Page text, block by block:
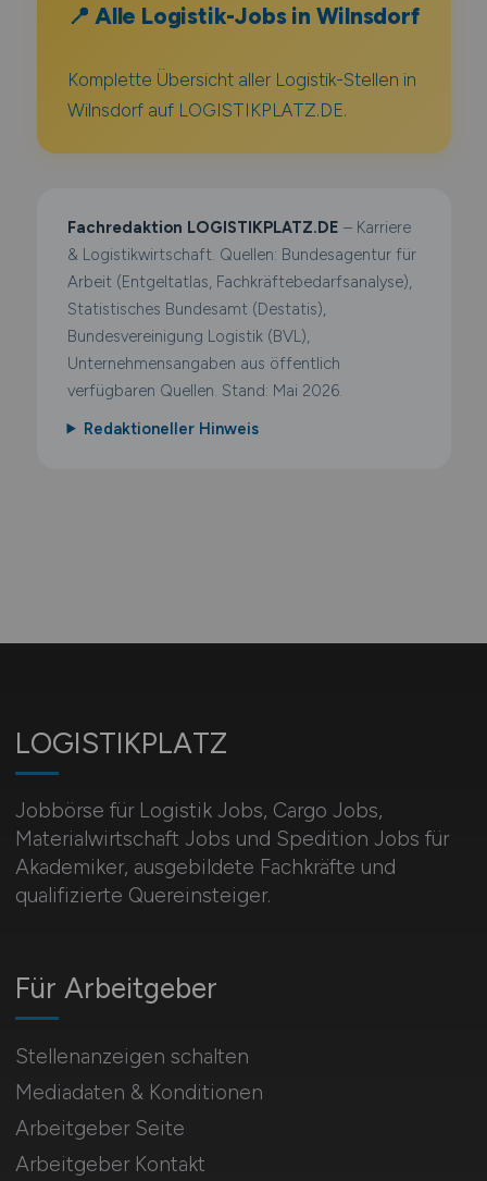
📍 Alle Logistik-Jobs in Wilnsdorf
Komplette Übersicht aller Logistik-Stellen in
Wilnsdorf auf LOGISTIKPLATZ.DE.
Fachredaktion LOGISTIKPLATZ.DE – Karriere
& Logistikwirtschaft. Quellen: Bundesagentur für
Arbeit (Entgeltatlas, Fachkräftebedarfsanalyse),
Statistisches Bundesamt (Destatis),
Bundesvereinigung Logistik (BVL),
Unternehmensangaben aus öffentlich
verfügbaren Quellen. Stand: Mai 2026.
Redaktioneller Hinweis
LOGISTIKPLATZ
Jobbörse für Logistik Jobs, Cargo Jobs,
Materialwirtschaft Jobs und Spedition Jobs für
Akademiker, ausgebildete Fachkräfte und
qualifizierte Quereinsteiger.
Für Arbeitgeber
Stellenanzeigen schalten
Mediadaten & Konditionen
Arbeitgeber Seite
Arbeitgeber Kontakt